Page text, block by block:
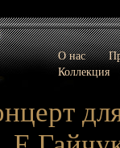
О нас
Коллекция